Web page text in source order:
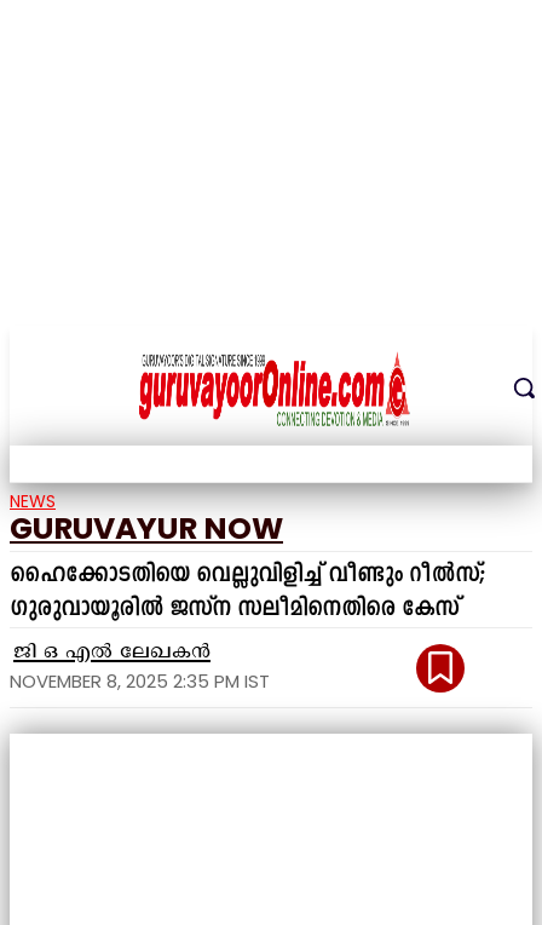
NEWS
GURUVAYUR NOW
ഹൈക്കോടതിയെ വെല്ലുവിളിച്ച് വീണ്ടും റീൽസ്;
ഗുരുവായൂരിൽ ജസ്ന സലീമിനെതിരെ കേസ്
ജി ഒ എൽ ലേഖകൻ
NOVEMBER 8, 2025 2:35 PM IST